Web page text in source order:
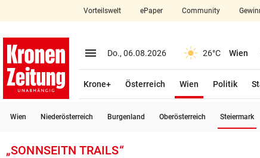
closeSchließen
account_circle Anmelden
arrow_right
Bundesland
Vorteilswelt ePaper Community
menu Menü aufklappen
Do., 06.08.2026 26°C Wien
Krone+ Österreich Wien
Politik
Wien Niederösterreich Burgenland Oberösterreich Steiermark
„SONNSEITN TRAILS“